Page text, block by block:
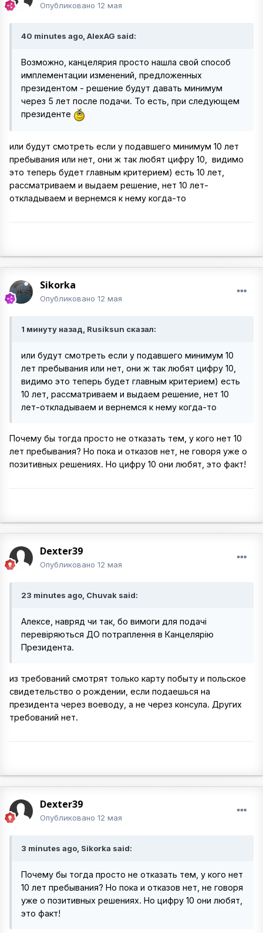
Опубликовано 12 мая
40 minutes ago, AlexAG said:
Возможно, канцелярия просто нашла свой способ
имплементации изменений, предложенных
президентом - решение будут давать минимум
через 5 лет после подачи. То есть, при следующем
президенте
или будут смотреть если у подавшего минимум 10 лет
пребывания или нет, они ж так любят цифру 10, видимо
это теперь будет главным критерием) есть 10 лет,
рассматриваем и выдаем решение, нет 10 лет-
откладываем и вернемся к нему когда-то
Sikorka
Опубликовано 12 мая
1 минуту назад, Rusiksun сказал:
или будут смотреть если у подавшего минимум 10
лет пребывания или нет, они ж так любят цифру 10,
видимо это теперь будет главным критерием) есть
10 лет, рассматриваем и выдаем решение, нет 10
лет-откладываем и вернемся к нему когда-то
Почему бы тогда просто не отказать тем, у кого нет 10
лет пребывания? Но пока и отказов нет, не говоря уже о
позитивных решениях. Но цифру 10 они любят, это факт!
Dexter39
Опубликовано 12 мая
23 minutes ago, Chuvak said:
Алексе, навряд чи так, бо вимоги для подачі
перевіряються ДО потраплення в Канцелярію
Президента.
из требований смотрят только карту побыту и польское
свидетельство о рождении, если подаешься на
президента через воеводу, а не через консула. Других
требований нет.
Dexter39
Опубликовано 12 мая
3 minutes ago, Sikorka said:
Почему бы тогда просто не отказать тем, у кого нет
10 лет пребывания? Но пока и отказов нет, не говоря
уже о позитивных решениях. Но цифру 10 они любят,
это факт!